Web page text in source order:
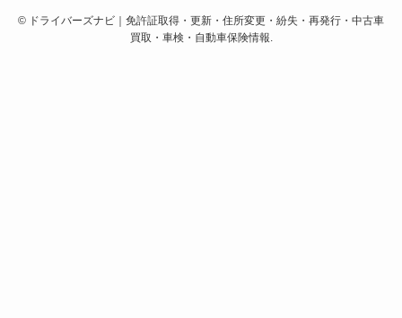
© ドライバーズナビ｜免許証取得・更新・住所変更・紛失・再発行・中古車
買取・車検・自動車保険情報.